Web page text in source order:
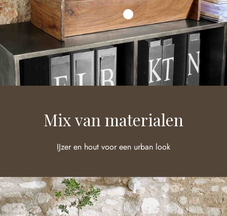
Mix van materialen
IJzer en hout voor een urban look